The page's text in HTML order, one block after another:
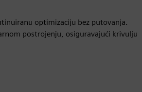
optimizaciju bez putovanja.
postrojenju, osiguravajući krivulju